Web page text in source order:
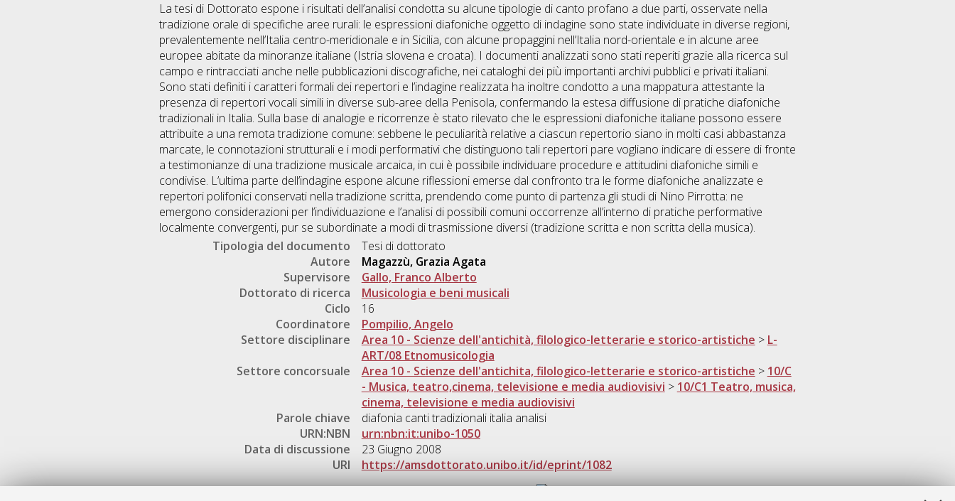
La tesi di Dottorato espone i risultati dell’analisi condotta su alcune tipologie di canto profano a due parti, osservate nella
tradizione orale di specifiche aree rurali: le espressioni diafoniche oggetto di indagine sono state individuate in diverse regioni,
prevalentemente nell’Italia centro-meridionale e in Sicilia, con alcune propaggini nell’Italia nord-orientale e in alcune aree
europee abitate da minoranze italiane (Istria slovena e croata). I documenti analizzati sono stati reperiti grazie alla ricerca sul
campo e rintracciati anche nelle pubblicazioni discografiche, nei cataloghi dei più importanti archivi pubblici e privati italiani.
Sono stati definiti i caratteri formali dei repertori e l’indagine realizzata ha inoltre condotto a una mappatura attestante la
presenza di repertori vocali simili in diverse sub-aree della Penisola, confermando la estesa diffusione di pratiche diafoniche
tradizionali in Italia. Sulla base di analogie e ricorrenze è stato rilevato che le espressioni diafoniche italiane possono essere
attribuite a una remota tradizione comune: sebbene le peculiarità relative a ciascun repertorio siano in molti casi abbastanza
marcate, le connotazioni strutturali e i modi performativi che distinguono tali repertori pare vogliano indicare di essere di fronte
a testimonianze di una tradizione musicale arcaica, in cui è possibile individuare procedure e attitudini diafoniche simili e
condivise. L’ultima parte dell’indagine espone alcune riflessioni emerse dal confronto tra le forme diafoniche analizzate e
repertori polifonici conservati nella tradizione scritta, prendendo come punto di partenza gli studi di Nino Pirrotta: ne
emergono considerazioni per l’individuazione e l’analisi di possibili comuni occorrenze all’interno di pratiche performative
localmente convergenti, pur se subordinate a modi di trasmissione diversi (tradizione scritta e non scritta della musica).
Tipologia del documento
Tesi di dottorato
Autore
Magazzù, Grazia Agata
Supervisore
Gallo, Franco Alberto
Dottorato di ricerca
Musicologia e beni musicali
Ciclo
16
Coordinatore
Pompilio, Angelo
Settore disciplinare
Area 10 - Scienze dell'antichità, filologico-letterarie e storico-artistiche > L-
ART/08 Etnomusicologia
Settore concorsuale
Area 10 - Scienze dell'antichita, filologico-letterarie e storico-artistiche > 10/C
- Musica, teatro,cinema, televisione e media audiovisivi > 10/C1 Teatro, musica,
cinema, televisione e media audiovisivi
Parole chiave
diafonia canti tradizionali italia analisi
URN:NBN
urn:nbn:it:unibo-1050
Data di discussione
23 Giugno 2008
URI
https://amsdottorato.unibo.it/id/eprint/1082